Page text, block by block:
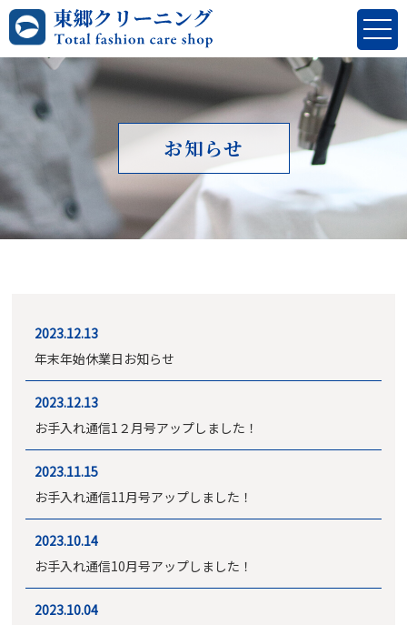
お知らせ
2023.12.13
年末年始休業日お知らせ
2023.12.13
お手入れ通信1２月号アップしました！
2023.11.15
お手入れ通信11月号アップしました！
2023.10.14
お手入れ通信10月号アップしました！
2023.10.04